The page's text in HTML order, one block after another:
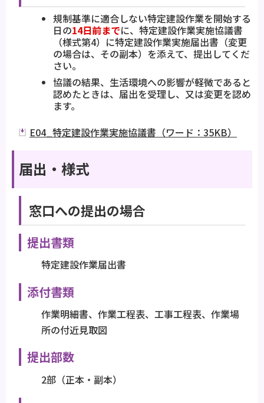
規制基準に適合しない特定建設作業を開始する
日の14日前までに、特定建設作業実施協議書
（様式第4）に特定建設作業実施届出書（変更
の場合は、その副本）を添えて、提出してくだ
さい。
協議の結果、生活環境への影響が軽微であると
認めたときは、届出を受理し、又は変更を認め
ます。
E04_特定建設作業実施協議書（ワード：35KB）
届出・様式
窓口への提出の場合
提出書類
特定建設作業届出書
添付書類
作業明細書、作業工程表、工事工程表、作業場
所の付近見取図
提出部数
2部（正本・副本）